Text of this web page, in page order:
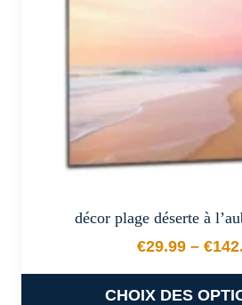
page
produit
décor plage déserte à
€29.99 – €
CHOIX DES